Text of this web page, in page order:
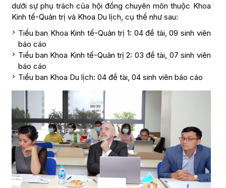
dưới sự phụ trách của hội đồng chuyên môn thuộc Khoa
Kinh tế-Quản trị và Khoa Du lịch, cụ thể như sau:
Tiểu ban Khoa Kinh tế-Quản trị 1: 04 đề tài, 09 sinh viên
báo cáo
Tiểu ban Khoa Kinh tế-Quản trị 2: 03 đề tài, 07 sinh viên
báo cáo
Tiểu ban Khoa Du lịch: 04 đề tài, 04 sinh viên báo cáo